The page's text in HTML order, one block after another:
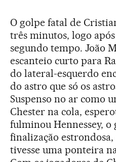
O golpe fatal de
três minutos, logo
segundo tempo. João
escanteio curto para
do lateral-esquerdo
do astro que só os
Suspenso no ar como
Chester na cola,
fulminou Hennessey,
finalização estrondosa,
tivesse uma ponteira